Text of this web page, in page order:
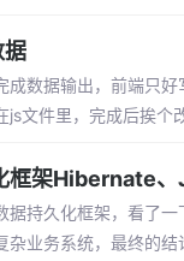
成数据输出，前端只
js文件里，完成后挨个
代码，要么手动修改模
据持久化框架，看了
杂业务系统，最终的